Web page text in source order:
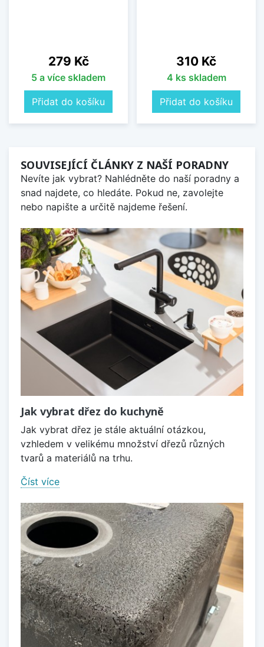
Cena
279 Kč
5 a více skladem
Přidat do košíku
Cena
310 Kč
4 ks skladem
Přidat do košíku
SOUVISEJÍCÍ ČLÁNKY Z NAŠÍ PORADNY
Nevíte jak vybrat? Nahlédněte do naší poradny a
snad najdete, co hledáte. Pokud ne, zavolejte
nebo napište a určitě najdeme řešení.
Jak vybrat dřez do kuchyně
Jak vybrat dřez je stále aktuální otázkou,
vzhledem v velikému množství dřezů různých
tvarů a materiálů na trhu.
Číst více